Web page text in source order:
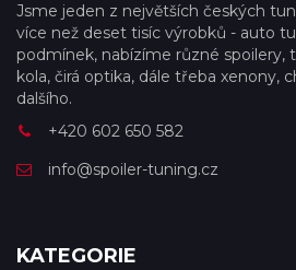
Jsme jeden z největších českých
více než deset tisíc výrobků - auto
podmínek, nabízíme různé spoilery,
kola, čirá optika, dále třeba xenony,
dalšího.
+420 602 650 582
info@spoiler-tuning.cz
KATEGORIE